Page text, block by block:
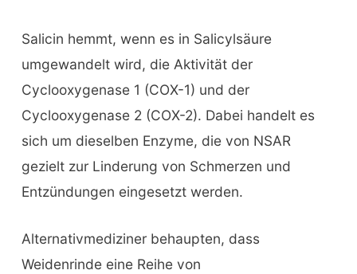
Salicin hemmt, wenn es in Salicylsäure
umgewandelt wird, die Aktivität der
Cyclooxygenase 1 (COX-1) und der
Cyclooxygenase 2 (COX-2). Dabei handelt es
sich um dieselben Enzyme, die von NSAR
gezielt zur Linderung von Schmerzen und
Entzündungen eingesetzt werden.
Alternativmediziner behaupten, dass
Weidenrinde eine Reihe von